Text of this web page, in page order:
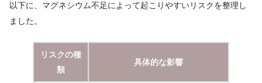
以下に、マグネシウム不足によって起こりやすいリスクを整理し
ました。
リスクの種
類
具体的な影響